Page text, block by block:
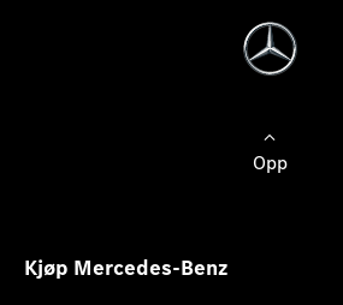
Opp
Kjøp Mercedes-Benz